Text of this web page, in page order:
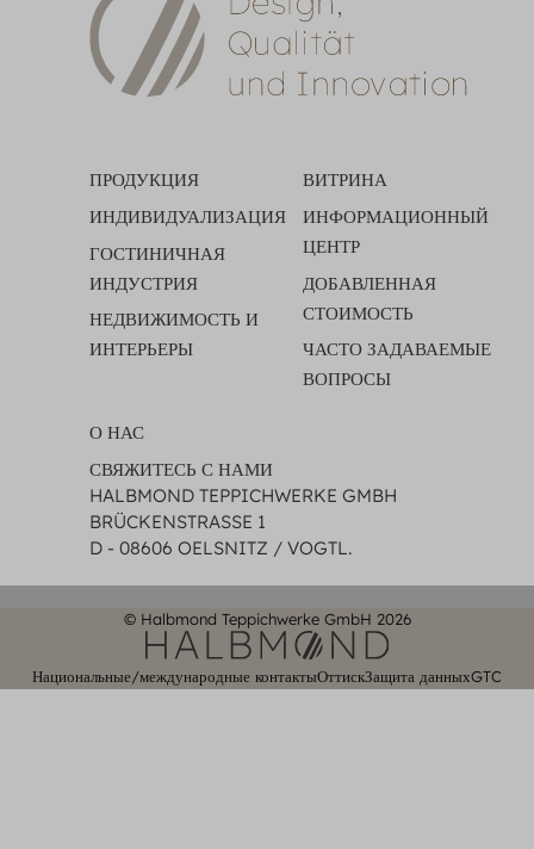
ПРОДУКЦИЯ
ИНДИВИДУАЛИЗАЦИЯ
ГОСТИНИЧНАЯ
ИНДУСТРИЯ
НЕДВИЖИМОСТЬ И
ИНТЕРЬЕРЫ
ВИТРИНА
ИНФОРМАЦИОННЫЙ
ЦЕНТР
ДОБАВЛЕННАЯ
СТОИМОСТЬ
ЧАСТО ЗАДАВАЕМЫЕ
ВОПРОСЫ
О НАС
СВЯЖИТЕСЬ С НАМИ
HALBMOND TEPPICHWERKE GMBH
BRÜCKENSTRASSE 1
D - 08606 OELSNITZ / VOGTL.
© Halbmond Teppichwerke GmbH 2026
Национальные/международные контактыОттискЗащита данныхGTC